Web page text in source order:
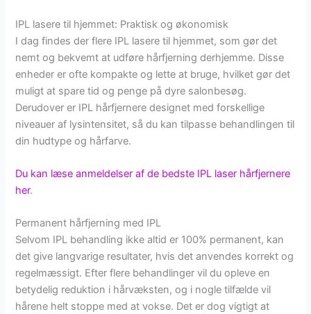
IPL lasere til hjemmet: Praktisk og økonomisk
I dag findes der flere IPL lasere til hjemmet, som gør det
nemt og bekvemt at udføre hårfjerning derhjemme. Disse
enheder er ofte kompakte og lette at bruge, hvilket gør det
muligt at spare tid og penge på dyre salonbesøg.
Derudover er IPL hårfjernere designet med forskellige
niveauer af lysintensitet, så du kan tilpasse behandlingen til
din hudtype og hårfarve.
Du kan læse anmeldelser af de bedste IPL laser hårfjernere
her.
Permanent hårfjerning med IPL
Selvom IPL behandling ikke altid er 100% permanent, kan
det give langvarige resultater, hvis det anvendes korrekt og
regelmæssigt. Efter flere behandlinger vil du opleve en
betydelig reduktion i hårvæksten, og i nogle tilfælde vil
hårene helt stoppe med at vokse. Det er dog vigtigt at